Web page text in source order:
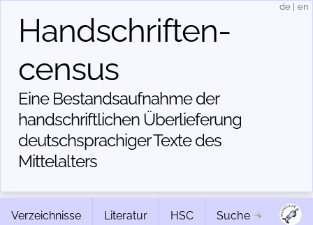
Handschriften­
census
Eine Bestandsaufnahme der
handschriftlichen Über­lieferung
deutschsprachiger Texte des
Mittelalters
de en
Verzeichnisse Literatur HSC Suche